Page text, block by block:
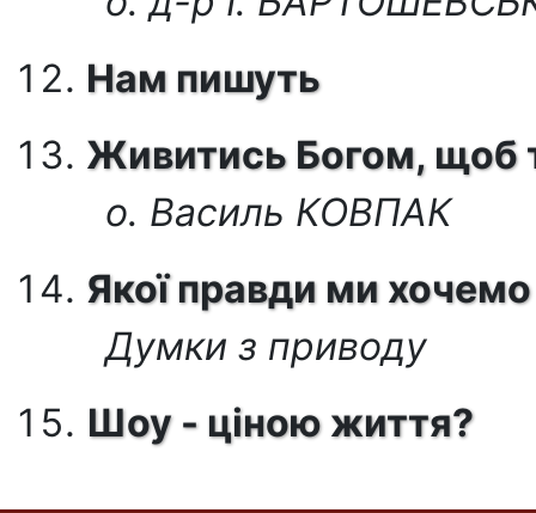
Нам пишуть
Живитись Богом, щоб
о. Василь КОВПАК
Якої правди ми хочемо
Думки з приводу
Шоу - ціною життя?